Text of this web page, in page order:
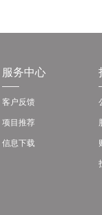
服务中心
客户反馈
项目推荐
信息下载